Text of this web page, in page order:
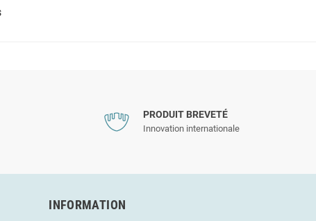
PRODUIT BREVETÉ
Innovation internationale
INFORMATION